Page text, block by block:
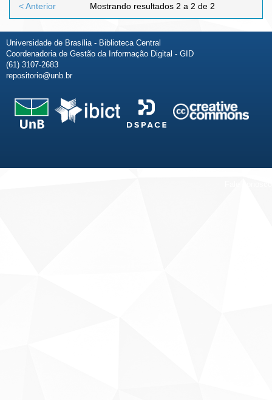
Mostrando resultados 2 a 2 de 2
< Anterior
Universidade de Brasília - Biblioteca Central
Coordenadoria de Gestão da Informação Digital - GID
(61) 3107-2683
repositorio@unb.br